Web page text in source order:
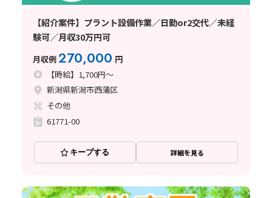
【紹介案件】プラント設備作業／日勤or2交代／未経
験可／月収30万円可
月収例270,000 円
【時給】1,700円～
新潟県新潟市西蒲区
その他
61771-00
キープする 詳細を見る